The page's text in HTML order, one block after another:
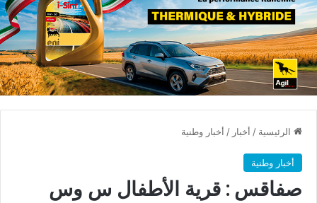
الرئيسية / أخبار / أخبار وطنية
أخبار وطنية
صفاقس : قرية الأطفال س وس